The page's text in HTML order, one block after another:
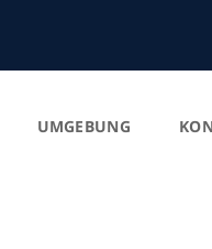
UMGEBUNG